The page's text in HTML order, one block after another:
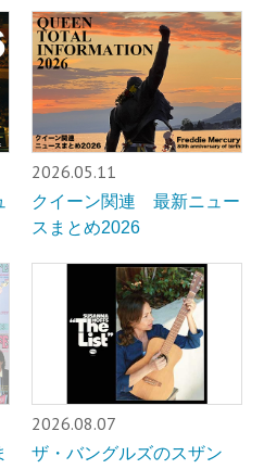
2026.05.11
クイーン関連 最新ニュー
スまとめ2026
2026.08.07
ザ・バングルズのスザン